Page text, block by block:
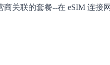
关联的套餐--在 eSIM 连